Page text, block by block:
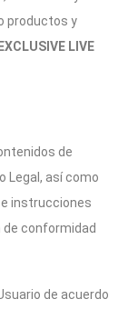
productos y
EXCLUSIVE LIVE
de
Legal, así como
instrucciones
de conformidad
de acuerdo